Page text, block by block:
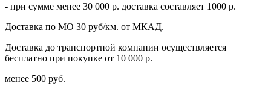
- при сумме менее 30 000 р. доставка составляет 1000 р.
Доставка по МО 30 руб/км. от МКАД.
Доставка до транспортной компании осуществляется
бесплатно при покупке от 10 000 р.
менее 500 руб.